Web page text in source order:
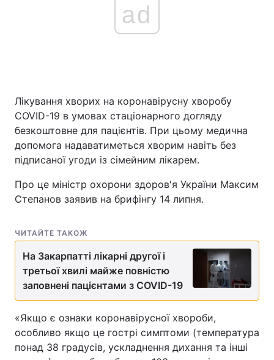
ad
Лікування хворих на коронавірусну хворобу
COVID-19 в умовах стаціонарного догляду
безкоштовне для пацієнтів. При цьому медична
допомога надаватиметься хворим навіть без
підписаної угоди із сімейним лікарем.
Про це міністр охорони здоров'я України Максим
Степанов заявив на брифінгу 14 липня.
ЧИТАЙТЕ ТАКОЖ
На Закарпатті лікарні другої і
третьої хвилі майже повністю
заповнені пацієнтами з COVID-19
«Якщо є ознаки коронавірусної хвороби,
особливо якщо це гострі симптоми (температура
понад 38 градусів, ускладнення дихання та інші